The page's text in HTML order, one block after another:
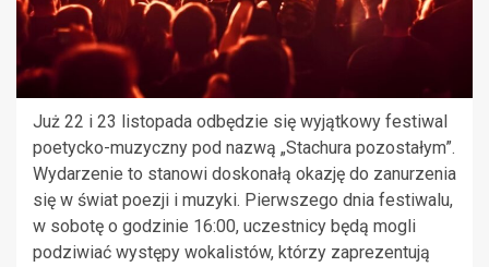
Już 22 i 23 listopada odbędzie się wyjątkowy festiwal
poetycko-muzyczny pod nazwą „Stachura pozostałym”.
Wydarzenie to stanowi doskonałą okazję do zanurzenia
się w świat poezji i muzyki. Pierwszego dnia festiwalu,
w sobotę o godzinie 16:00, uczestnicy będą mogli
podziwiać występy wokalistów, którzy zaprezentują